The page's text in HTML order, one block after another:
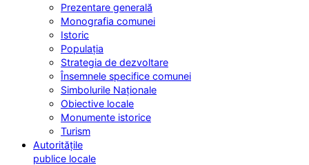
Prezentare generală
Monografia comunei
Istoric
Populația
Strategia de dezvoltare
Însemnele specifice comunei
Simbolurile Naționale
Obiective locale
Monumente istorice
Turism
Autoritățile
publice locale